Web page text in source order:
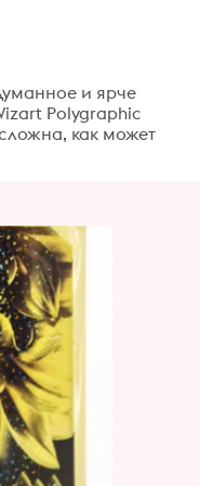
и ярче
Polygraphic
как может